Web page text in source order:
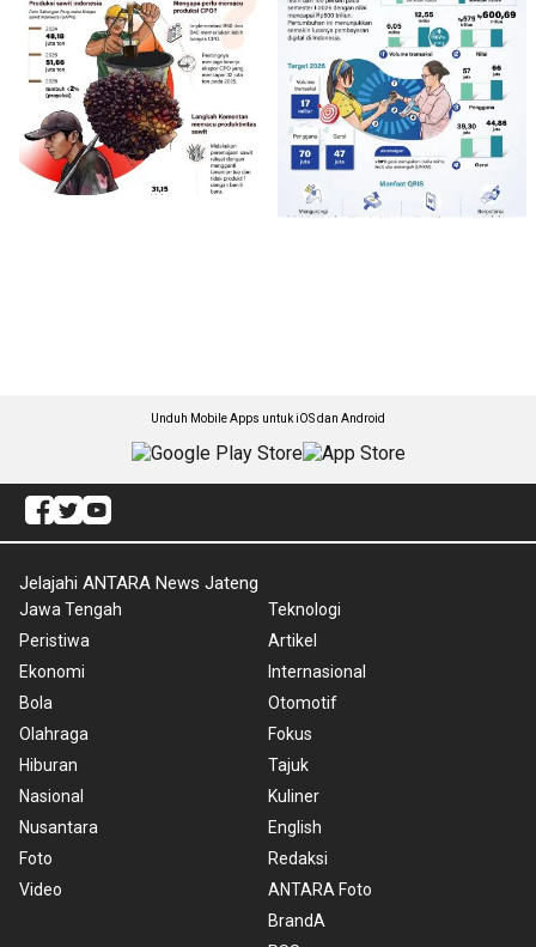
Unduh Mobile Apps untuk iOS dan Android
Jelajahi ANTARA News Jateng
Jawa Tengah
Peristiwa
Ekonomi
Bola
Olahraga
Hiburan
Nasional
Nusantara
Foto
Video
Teknologi
Artikel
Internasional
Otomotif
Fokus
Tajuk
Kuliner
English
Redaksi
ANTARA Foto
BrandA